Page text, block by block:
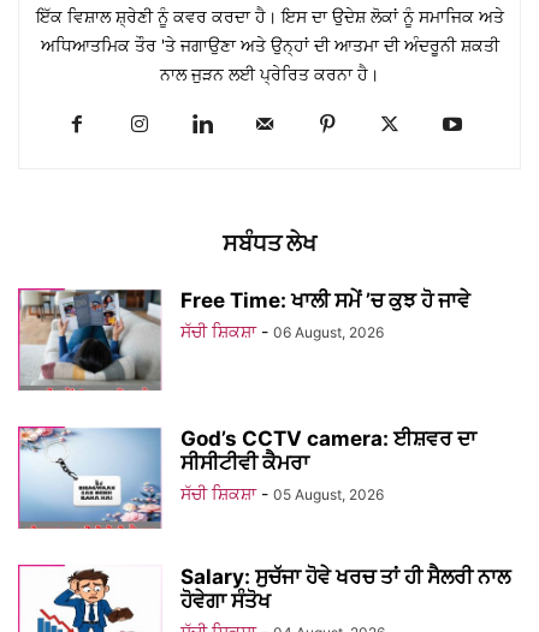
ਇੱਕ ਵਿਸ਼ਾਲ ਸ਼੍ਰੇਣੀ ਨੂੰ ਕਵਰ ਕਰਦਾ ਹੈ। ਇਸ ਦਾ ਉਦੇਸ਼ ਲੋਕਾਂ ਨੂੰ ਸਮਾਜਿਕ ਅਤੇ
ਅਧਿਆਤਮਿਕ ਤੌਰ 'ਤੇ ਜਗਾਉਣਾ ਅਤੇ ਉਨ੍ਹਾਂ ਦੀ ਆਤਮਾ ਦੀ ਅੰਦਰੂਨੀ ਸ਼ਕਤੀ
ਨਾਲ ਜੁੜਨ ਲਈ ਪ੍ਰੇਰਿਤ ਕਰਨਾ ਹੈ।
ਸਬੰਧਤ ਲੇਖ
Free Time: ਖਾਲੀ ਸਮੇਂ ’ਚ ਕੁਝ ਹੋ ਜਾਵੇ
ਸੱਚੀ ਸ਼ਿਕਸ਼ਾ - 06 August, 2026
God’s CCTV camera: ਈਸ਼ਵਰ ਦਾ
ਸੀਸੀਟੀਵੀ ਕੈਮਰਾ
ਸੱਚੀ ਸ਼ਿਕਸ਼ਾ - 05 August, 2026
Salary: ਸੁਚੱਜਾ ਹੋਵੇ ਖਰਚ ਤਾਂ ਹੀ ਸੈਲਰੀ ਨਾਲ
ਹੋਵੇਗਾ ਸੰਤੋਖ